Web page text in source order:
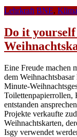
Lehrkraft BNE,
Do it
Eine Freude machen
dem
Minute-
Toilettenpapierrollen,
entstanden
Projekte verkaufte
Weihnachtskarten,
Isgy verwendet